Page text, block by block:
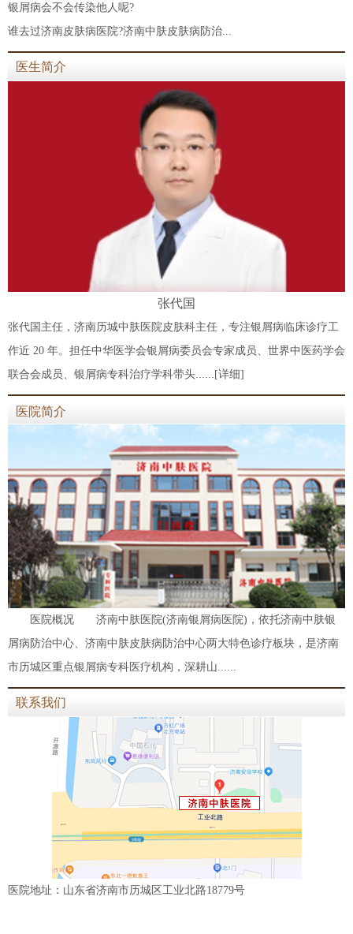
银屑病会不会传染他人呢?
谁去过济南皮肤病医院?济南中肤皮肤病防治...
医生简介
张代国
张代国主任，济南历城中肤医院皮肤科主任，专注银屑病临床诊疗工
作近 20 年。担任中华医学会银屑病委员会专家成员、世界中医药学会
联合会成员、银屑病专科治疗学科带头...... [详细]
医院简介
医院概况 济南中肤医院(济南银屑病医院)，依托济南中肤银
屑病防治中心、济南中肤皮肤病防治中心两大特色诊疗板块，是济南
市历城区重点银屑病专科医疗机构，深耕山......
联系我们
医院地址：山东省济南市历城区工业北路18779号